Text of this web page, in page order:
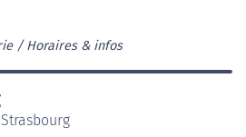
Horaires & infos